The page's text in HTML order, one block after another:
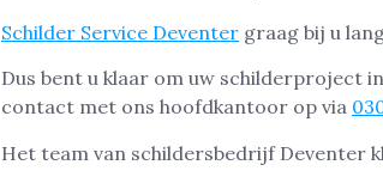
Schilder Service Deventer graag bij u
Dus bent u klaar om uw schilderproject
contact met ons hoofdkantoor op via
Het team van schildersbedrijf Deventer